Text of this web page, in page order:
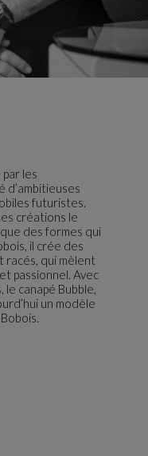
par les
d’ambitieuses
futuristes.
créations le
des formes qui
il crée des
racés, qui mèlent
passionnel. Avec
canapé Bubble,
un modèle